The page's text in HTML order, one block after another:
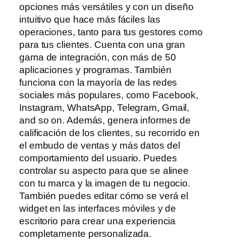
opciones más versátiles y con un diseño
intuitivo que hace más fáciles las
operaciones, tanto para tus gestores como
para tus clientes. Cuenta con una gran
gama de integración, con más de 50
aplicaciones y programas. También
funciona con la mayoría de las redes
sociales más populares, como Facebook,
Instagram, WhatsApp, Telegram, Gmail,
and so on. Además, genera informes de
calificación de los clientes, su recorrido en
el embudo de ventas y más datos del
comportamiento del usuario. Puedes
controlar su aspecto para que se alinee
con tu marca y la imagen de tu negocio.
También puedes editar cómo se verá el
widget en las interfaces móviles y de
escritorio para crear una experiencia
completamente personalizada.